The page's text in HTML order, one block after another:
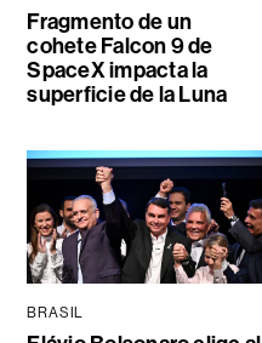
Fragmento de un
cohete Falcon 9 de
SpaceX impacta la
superficie de la Luna
BRASIL